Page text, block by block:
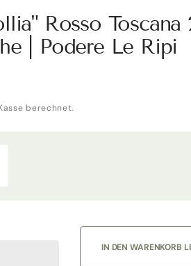
Rosso Toscana
| Podere Le Ripi
berechnet.
IN DEN WARENKORB